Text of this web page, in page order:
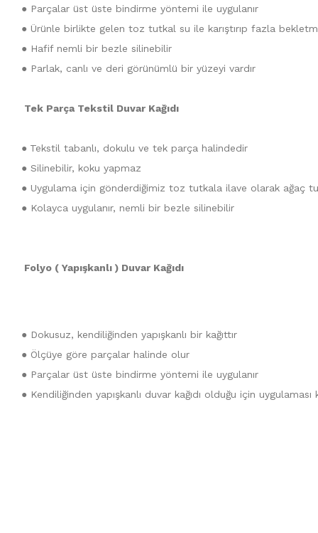
● Parçalar üst üste bindirme yöntemi ile uygulanır
● Ürünle birlikte gelen toz tutkal su ile karıştırıp fazla
● Hafif nemli bir bezle silinebilir
● Parlak, canlı ve deri görünümlü bir yüzeyi vardır
Tek Parça Tekstil Duvar Kağıdı
● Tekstil tabanlı, dokulu ve tek parça halindedir
● Silinebilir, koku yapmaz
● Uygulama için gönderdiğimiz toz tutkala ilave olarak ağaç
● Kolayca uygulanır, nemli bir bezle silinebilir
Folyo ( Yapışkanlı ) Duvar Kağıdı
● Dokusuz, kendiliğinden yapışkanlı bir kağıttır
● Ölçüye göre parçalar halinde olur
● Parçalar üst üste bindirme yöntemi ile uygulanır
● Kendiliğinden yapışkanlı duvar kağıdı olduğu için